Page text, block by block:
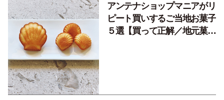
アンテナショップマニアがリ
ピート買いするご当地お菓子
５選【買って正解／地元菓